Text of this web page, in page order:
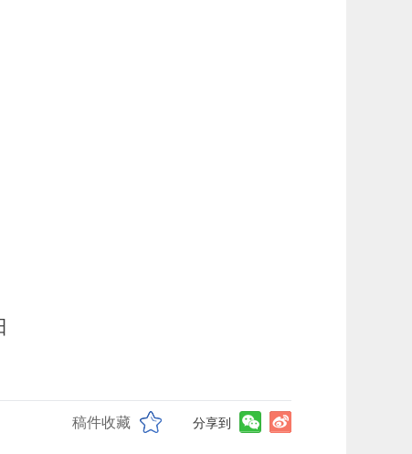
稿件收藏 分享到